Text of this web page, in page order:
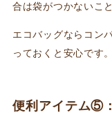
合は袋がつかないこと
エコバッグならコン
っておくと安心です。
便利アイテム⑤